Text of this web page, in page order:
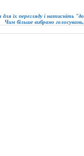
для їх перегляду і натисніть
Чим більше вибрано